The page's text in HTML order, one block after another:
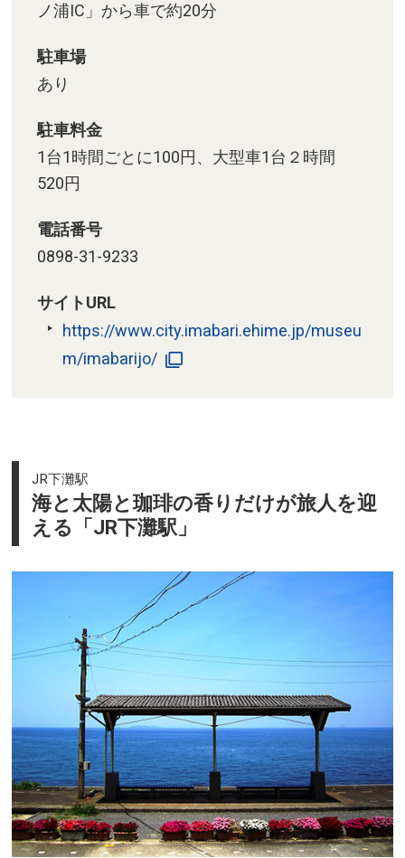
ノ浦IC」から車で約20分
駐車場
あり
駐車料金
1台1時間ごとに100円、大型車1台２時間
520円
電話番号
0898-31-9233
サイトURL
https://www.city.imabari.ehime.jp/museu
m/imabarijo/
JR下灘駅
海と太陽と珈琲の香りだけが旅人を迎
える「JR下灘駅」